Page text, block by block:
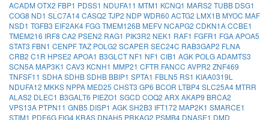
ACADM OTX2 FBP1 PDSS1 NDUFA11 MTM1 KCNQ1 MARS2 TUBB DSG1
COG8 ND1 SLC7A14CASQ2 TJP2 NDPWDR60 ACTG2 LMX1B MYOC MAF
NSD1 TGFB3 EIF2AK4 FGGTMEM126B MEFV NCAPG2 CDKN1ACCBE1
TMEM216 IRF8 CA2 PSEN2 RAG1 PIK3R2 NEK1 RAF1 FGFR1 FGAAPOA5
STAT3 FBN1 CENPFTAZ POLG2 SCAPER SEC24C RAB3GAP2 FLNA
CRB2 C1R HPSE2 APOA1 B3GLCT NF1 NF1 CIB1 AGK POLGADAMTS3
SCN5A MAP3K1 CAV3 KCNH1 MMP21 CFTR FANCC AVPR2 ZNF469
TNFSF11 SDHASDHBSDHB BBIP1 SPTA1 FBLN5 RS1 KIAA0319L
NDUFA12 MKKS NPPA MED25 CHST3 GP6 BCOR LTBP4SLC25A4 MTRR
ALAS2 DLEC1 B3GALT6 PIEZO1 SGCD COQ2 ARXAKAP9 BRCA2
VPS13A PTPN11 GNB5 DISP1 AGKSH2B3 IFT172 MAP2K1 SMARCE1
STIM1 PDE6G FIG4 KRAS DNAH5 PRKAG2 PSMB4 DNASE1 DMD